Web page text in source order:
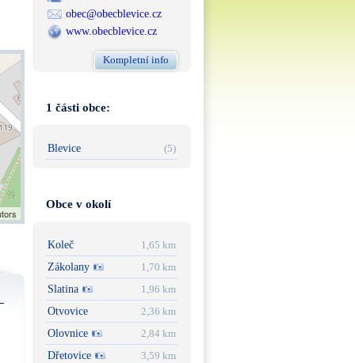
obec@obecblevice.cz
www.obecblevice.cz
Kompletní info
1 části obce:
Blevice (5)
Obce v okolí
Koleč
1,65 km
Zákolany
1,70 km
Slatina
1,96 km
Otvovice
2,36 km
Olovnice
2,84 km
Dřetovice
3,59 km